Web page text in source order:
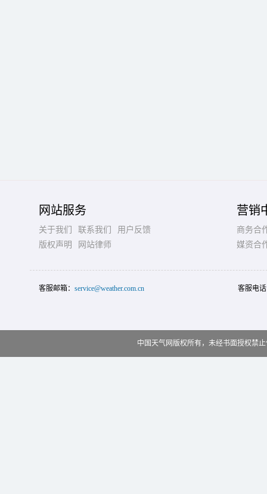
网站服务
关于我们 联系我们
用户反馈
版权声明
网站律师
营销
商务合
媒资合
客服邮箱： service@weather.com.cn 客服电
中国天气网版权所有，未经书面授权